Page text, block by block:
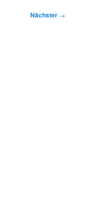
Nächster →